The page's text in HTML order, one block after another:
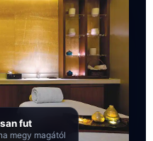
fut
megy magától